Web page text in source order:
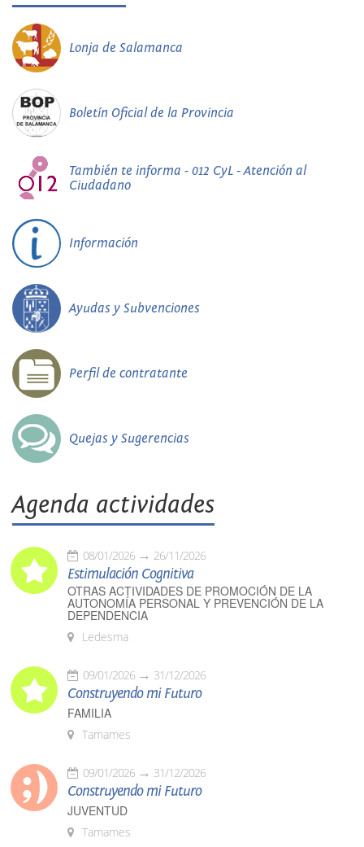
Lonja de Salamanca
Boletín Oficial de la Provincia
También te informa - 012 CyL - Atención al
Ciudadano
Información
Ayudas y Subvenciones
Perfil de contratante
Quejas y Sugerencias
Agenda actividades
08/01/2026 26/11/2026
Estimulación Cognitiva
OTRAS ACTIVIDADES DE PROMOCIÓN DE LA
AUTONOMÍA PERSONAL Y PREVENCIÓN DE LA
DEPENDENCIA
Ledesma
09/01/2026 31/12/2026
Construyendo mi Futuro
FAMILIA
Tamames
09/01/2026 31/12/2026
Construyendo mi Futuro
JUVENTUD
Tamames